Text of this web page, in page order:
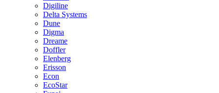
Digiline
Delta Systems
Dune
Digma
Dreame
Doffler
Elenberg
Erisson
Econ
EcoStar